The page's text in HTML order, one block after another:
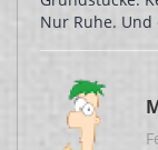
Nur Ruhe.